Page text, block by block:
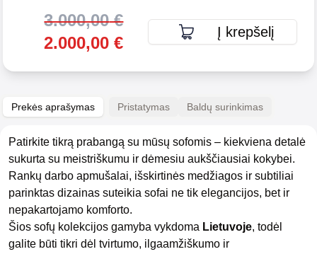
3.000,00€
2.000,00 €
Į krepšelį
Prekės aprašymas Pristatymas Baldų surinkimas
Patirkite tikrą prabangą su mūsų sofomis – kiekviena detalė
sukurta su meistriškumu ir dėmesiu aukščiausiai kokybei.
Rankų darbo apmušalai, išskirtinės medžiagos ir subtiliai
parinktas dizainas suteikia sofai ne tik elegancijos, bet ir
nepakartojamo komforto.
Šios sofų kolekcijos gamyba vykdoma Lietuvoje, todėl
galite būti tikri dėl tvirtumo, ilgaamžiškumo ir